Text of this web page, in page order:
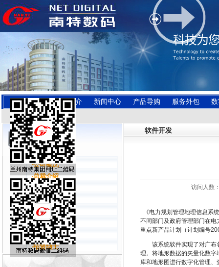
本站首页 公司简介 新闻中心 产品导购 服务外包
联系我们
·公司概况
·总裁介绍
·企业文化
·分支机构
·新闻中心
·软件开发
·系统集成
·招贤纳士
软件开发
访问人数
《电力规划管理地理信息系
不同部门及政府管理部门在
重点新产品计划（计划编号
该系统软件实现了对广布各
理。将地形数据的矢量化数
库和地形图进行数字化管理